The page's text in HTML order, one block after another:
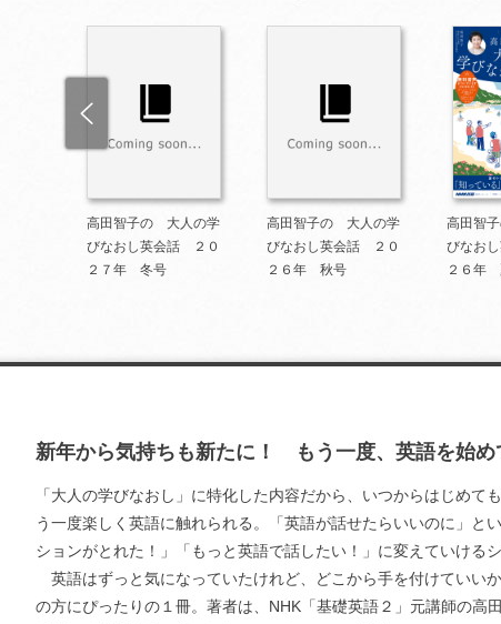
高田智子の 大人の学
びなおし英会話 ２０
２７年 冬号
高田智子の 大人の学
びなおし英会話 ２０
２６年 秋号
高田智
びなお
２６年
新年から気持ちも新たに！ もう一度、英語を始め
「大人の学びなおし」に特化した内容だから、いつからはじめて
う一度楽しく英語に触れられる。「英語が話せたらいいのに」と
ションがとれた！」「もっと英語で話したい！」に変えていける
英語はずっと気になっていたけれど、どこから手を付けていい
の方にぴったりの１冊。著者は、NHK「基礎英語２」元講師の高